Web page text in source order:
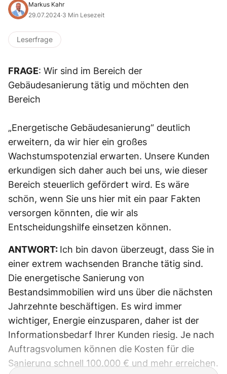
Markus Kahr
29.07.2024·3 Min Lesezeit
Leserfrage
FRAGE: Wir sind im Bereich der
Gebäudesanierung tätig und möchten den
Bereich
„Energetische Gebäudesanierung“ deutlich
erweitern, da wir hier ein großes
Wachstumspotenzial erwarten. Unsere Kunden
erkundigen sich daher auch bei uns, wie dieser
Bereich steuerlich gefördert wird. Es wäre
schön, wenn Sie uns hier mit ein paar Fakten
versorgen könnten, die wir als
Entscheidungshilfe einsetzen können.
ANTWORT: Ich bin davon überzeugt, dass Sie in
einer extrem wachsenden Branche tätig sind.
Die energetische Sanierung von
Bestandsimmobilien wird uns über die nächsten
Jahrzehnte beschäftigen. Es wird immer
wichtiger, Energie einzusparen, daher ist der
Informationsbedarf Ihrer Kunden riesig. Je nach
Auftragsvolumen können die Kosten für die
Sanierung schnell 100.000 € und mehr erreichen.